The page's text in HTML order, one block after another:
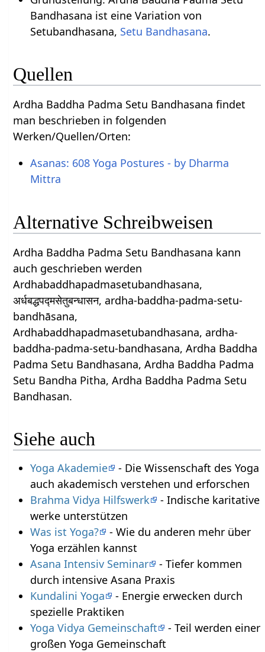
Bandhasana ist eine Variation von
Setubandhasana, Setu Bandhasana.
Quellen
Ardha Baddha Padma Setu Bandhasana findet
man beschrieben in folgenden
Werken/Quellen/Orten:
Asanas: 608 Yoga Postures - by Dharma
Mittra
Alternative Schreibweisen
Ardha Baddha Padma Setu Bandhasana kann
auch geschrieben werden
Ardhabaddhapadmasetubandhasana,
अर्धबद्धपद्मसेतुबन्धासन, ardha-baddha-padma-setu-
bandhāsana,
Ardhabaddhapadmasetubandhasana, ardha-
baddha-padma-setu-bandhasana, Ardha Baddha
Padma Setu Bandhasana, Ardha Baddha Padma
Setu Bandha Pitha, Ardha Baddha Padma Setu
Bandhasan.
Siehe auch
Yoga Akademie
- Die Wissenschaft des Yoga
auch akademisch verstehen und erforschen
Brahma Vidya Hilfswerk
- Indische karitative
werke unterstützen
Was ist Yoga?
- Wie du anderen mehr über
Yoga erzählen kannst
Asana Intensiv Seminar
- Tiefer kommen
durch intensive Asana Praxis
Kundalini Yoga
- Energie erwecken durch
spezielle Praktiken
Yoga Vidya Gemeinschaft
- Teil werden einer
großen Yoga Gemeinschaft